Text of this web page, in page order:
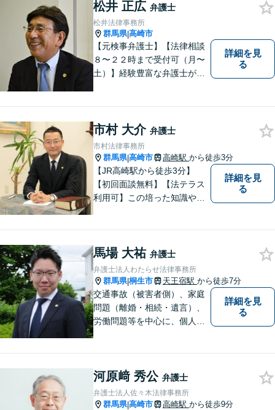
相談者様のお話を丁寧にお聞
きし、常にご依頼者様に寄り
添った弁護活動をしておりま
す。
松井 正広 弁護士
松井法律事務所
群馬県|高崎市
【元検事弁護士】【法律相談
８〜２２時まで受付可（月〜
土）】経験豊富な弁護士が事
自主性を尊重し、的確に対応
致します。
詳細を見
る
市村 大介 弁護士
市村法律事務所
群馬県|高崎市 高崎駅 から徒歩3分
【JR高崎駅から徒歩3分】
【初回面談無料】【法テラス
利用可】この培った知識や経
す。お気軽にご相談くださ
い。
詳細を見
る
馬場 大祐 弁護士
弁護士法人わたらせ法律事務所
群馬県|桐生市 天王宿駅 から徒歩7分
交通事故（被害者側）、家庭
問題（離婚・相続・遺言）、
労働問題等を中心に、個人・
もご満足いただける質の高い
サービスを日々心がけていま
す。
詳細を見
る
河原﨑 秀公 弁護士
弁護士法人佐々木法律事務所
群馬県|高崎市 高崎駅 から徒歩9分